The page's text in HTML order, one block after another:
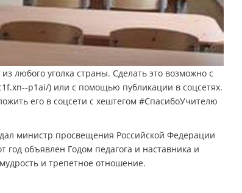
любого уголка страны. Сделать это возможно с
p1ai/) или с помощью публикации в соцсетях.
его в соцсети с хештегом #СпасибоУчителю
министр просвещения Российской Федерации
объявлен Годом педагога и наставника и
и трепетное отношение.